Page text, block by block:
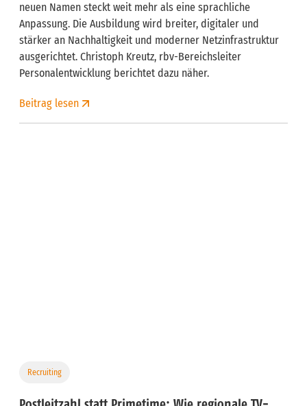
neuen Namen steckt weit mehr als eine sprachliche
Anpassung. Die Ausbildung wird breiter, digitaler und
stärker an Nachhaltigkeit und moderner Netzinfrastruktur
ausgerichtet. Christoph Kreutz, rbv-Bereichsleiter
Personalentwicklung berichtet dazu näher.
Beitrag lesen
Recruiting